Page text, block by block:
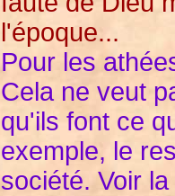
l'époque...
Pour les
Cela ne veut
qu'ils font ce
exemple, le
société. Voir